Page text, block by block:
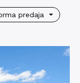
predaja